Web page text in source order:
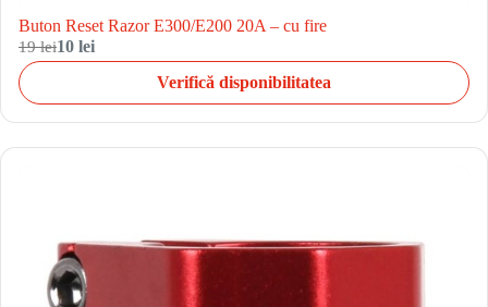
Buton Reset Razor E300/E200 20A – cu fire
19 lei10 lei
Verifică disponibilitatea